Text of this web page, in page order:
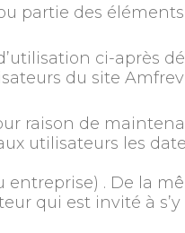
partie des
ci-après
du site
raison de
utilisateurs les
. De la
qui est invité à s’y